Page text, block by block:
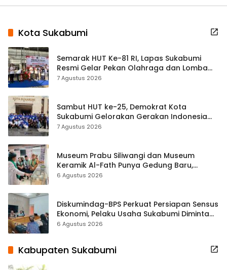
Kota Sukabumi
Semarak HUT Ke-81 RI, Lapas Sukabumi
Resmi Gelar Pekan Olahraga dan Lomba
Tradisional
7 Agustus 2026
Sambut HUT ke-25, Demokrat Kota
Sukabumi Gelorakan Gerakan Indonesia
ASRI Lewat Aksi Bersih Masjid Agung
7 Agustus 2026
Museum Prabu Siliwangi dan Museum
Keramik Al-Fath Punya Gedung Baru,
Hampir 500 Koleksi Dipisahkan
6 Agustus 2026
Diskumindag-BPS Perkuat Persiapan Sensus
Ekonomi, Pelaku Usaha Sukabumi Diminta
Terbuka Beri Data
6 Agustus 2026
Kabupaten Sukabumi